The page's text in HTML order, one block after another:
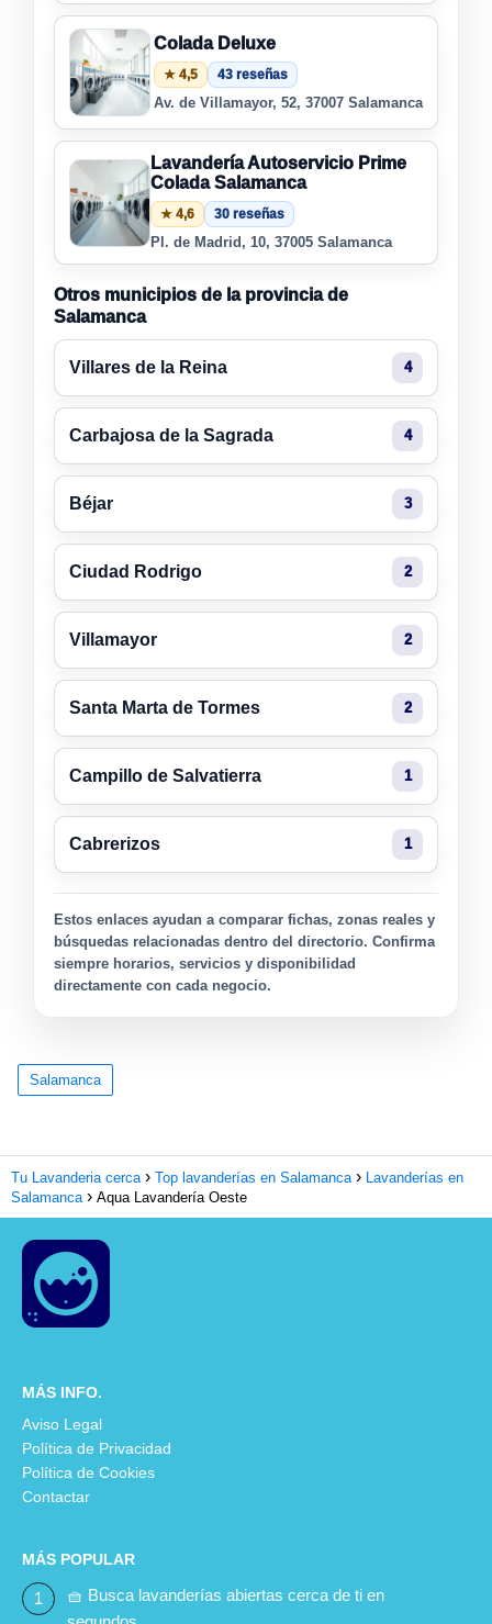
Colada Deluxe
★ 4,5
43 reseñas
Av. de Villamayor, 52, 37007 Salamanca
Lavandería Autoservicio Prime
Colada Salamanca
★ 4,6
30 reseñas
Pl. de Madrid, 10, 37005 Salamanca
Otros municipios de la provincia de
Salamanca
Villares de la Reina 4
Carbajosa de la Sagrada 4
Béjar 3
Ciudad Rodrigo 2
Villamayor 2
Santa Marta de Tormes 2
Campillo de Salvatierra 1
Cabrerizos 1
Estos enlaces ayudan a comparar fichas, zonas reales y
búsquedas relacionadas dentro del directorio. Confirma
siempre horarios, servicios y disponibilidad
directamente con cada negocio.
Salamanca
Tu Lavanderia cerca Top lavanderías en Salamanca
Lavanderías en
Salamanca
Aqua Lavandería Oeste
MÁS INFO.
Aviso Legal
Política de Privacidad
Política de Cookies
Contactar
MÁS POPULAR
🧺 Busca lavanderías abiertas cerca de ti en